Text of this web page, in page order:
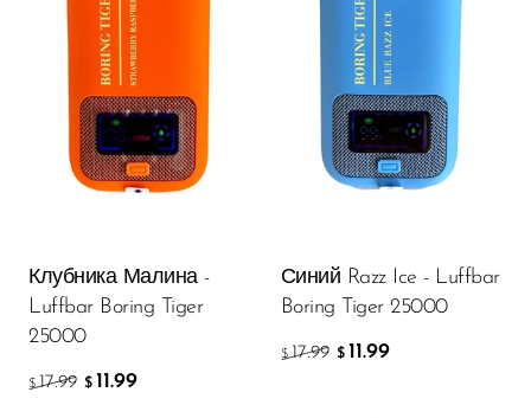
Raz
RifBar
REIGN BAR
ROMO
SMOK
Snoopy Smoke
Snowwolf
Клубника Малина -
Luffbar Boring Tiger
25000
$ 17.99 $ 11.99
Синий Razz Ice - Luffbar
Boring Tiger 25000
$ 17.99 $ 11.99